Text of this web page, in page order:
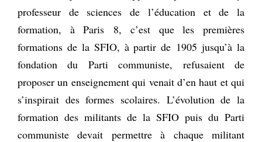
professeur de sciences de l’éducation et de la
formation, à Paris 8, c’est que les premières
formations de la SFIO, à partir de 1905 jusqu’à la
fondation du Parti communiste, refusaient de
proposer un enseignement qui venait d’en haut et qui
s’inspirait des formes scolaires. L’évolution de la
formation des militants de la SFIO puis du Parti
communiste devait permettre à chaque militant